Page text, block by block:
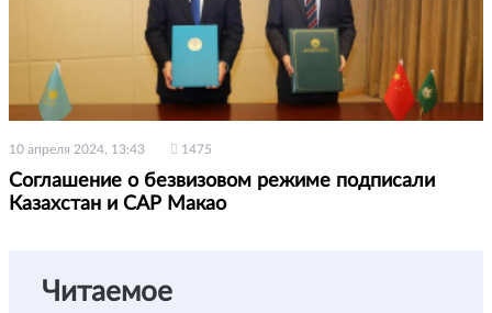
10 апреля 2024, 13:43 1475
Соглашение о безвизовом режиме подписали
Казахстан и САР Макао
Читаемое